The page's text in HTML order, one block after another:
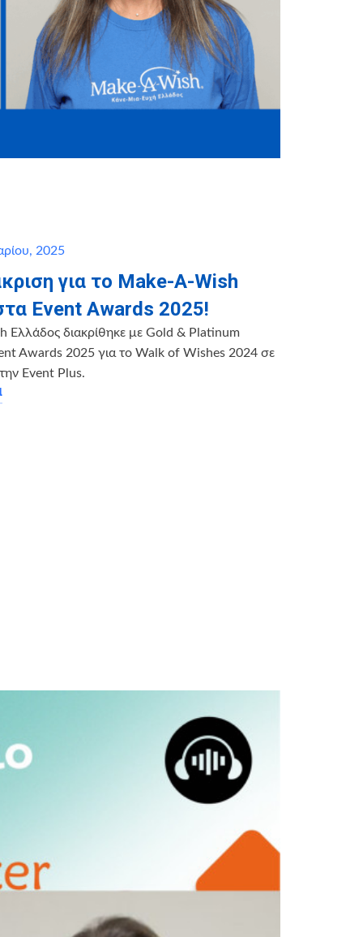
2025
για το Make-A-Wish
Event Awards 2025!
Ελλάδος διακρίθηκε με Gold & Platinum
Awards 2025 για το Walk of Wishes 2024 σε
Event Plus.